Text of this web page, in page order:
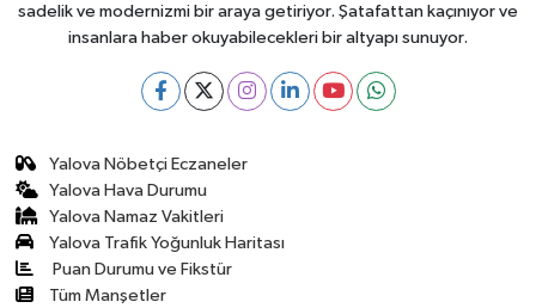
sadelik ve modernizmi bir araya getiriyor. Şatafattan kaçınıyor ve
insanlara haber okuyabilecekleri bir altyapı sunuyor.
Yalova Nöbetçi Eczaneler
Yalova Hava Durumu
Yalova Namaz Vakitleri
Yalova Trafik Yoğunluk Haritası
Puan Durumu ve Fikstür
Tüm Manşetler